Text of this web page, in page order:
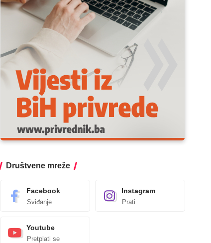
Društvene mreže
Facebook
Sviđanje
Instagram
Prati
Youtube
Pretplati se